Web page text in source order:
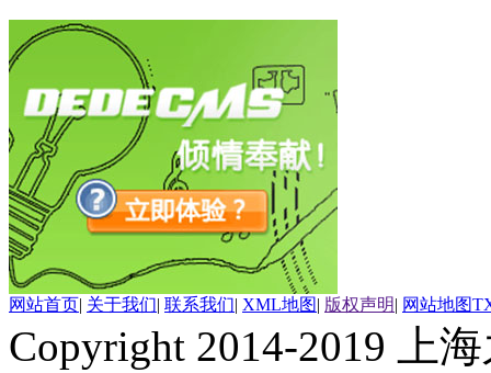
网站首页| 关于我们| 联系我们| XML地图| 版权声明| 网站地图
Copyright 2014-2019 上